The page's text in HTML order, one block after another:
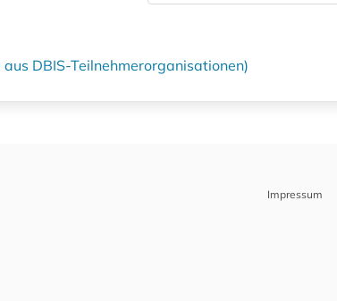
DBIS-Teilnehmerorganisationen)
Impressum